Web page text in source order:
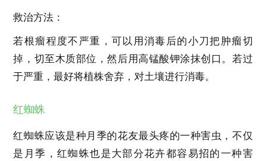
救治方法：
若根瘤程度不严重，可以用消毒后的小刀把肿瘤切
掉，切至木质部位，然后用高锰酸钾涂抹创口。若过
于严重，最好将植株舍弃，对土壤进行消毒。
红蜘蛛
红蜘蛛应该是种月季的花友最头疼的一种害虫，不仅
是月季，红蜘蛛也是大部分花卉都容易招的一种害